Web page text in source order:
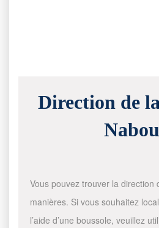
Direction de
Vous pouvez trouver la direction
manières. Si vous souhaitez
l’aide d’une boussole, veuillez